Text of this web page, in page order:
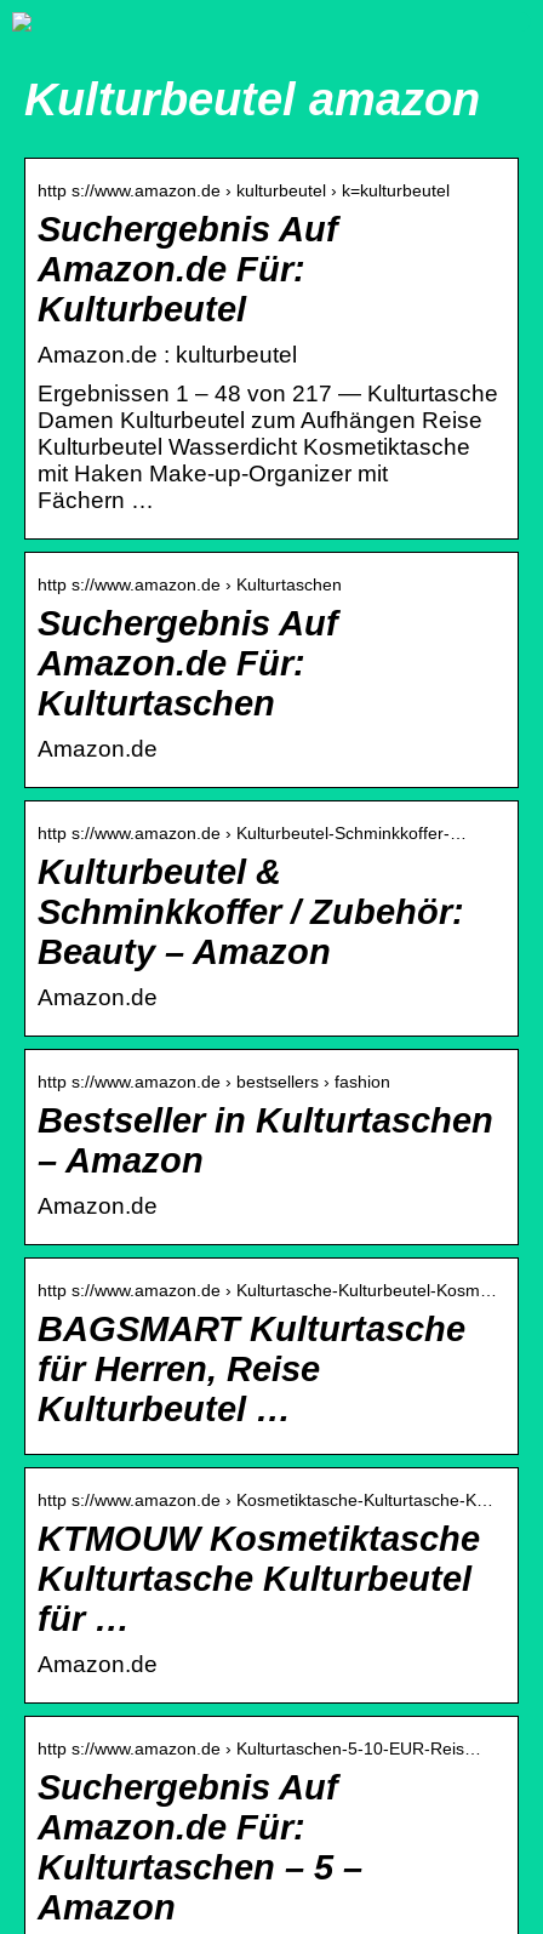
Kulturbeutel amazon
http s://www.amazon.de › kulturbeutel › k=kulturbeutel
Suchergebnis Auf
Amazon.de Für:
Kulturbeutel
Amazon.de : kulturbeutel
Ergebnissen 1 – 48 von 217 — Kulturtasche
Damen Kulturbeutel zum Aufhängen Reise
Kulturbeutel Wasserdicht Kosmetiktasche
mit Haken Make-up-Organizer mit
Fächern …
http s://www.amazon.de › Kulturtaschen
Suchergebnis Auf
Amazon.de Für:
Kulturtaschen
Amazon.de
http s://www.amazon.de › Kulturbeutel-Schminkkoffer-…
Kulturbeutel &
Schminkkoffer / Zubehör:
Beauty – Amazon
Amazon.de
http s://www.amazon.de › bestsellers › fashion
Bestseller in Kulturtaschen
– Amazon
Amazon.de
http s://www.amazon.de › Kulturtasche-Kulturbeutel-Kosm…
BAGSMART Kulturtasche
für Herren, Reise
Kulturbeutel …
http s://www.amazon.de › Kosmetiktasche-Kulturtasche-K…
KTMOUW Kosmetiktasche
Kulturtasche Kulturbeutel
für …
Amazon.de
http s://www.amazon.de › Kulturtaschen-5-10-EUR-Reis…
Suchergebnis Auf
Amazon.de Für:
Kulturtaschen – 5 –
Amazon